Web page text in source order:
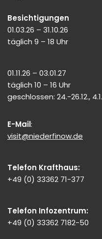
Besichtigungen
01.03.26 – 31.10.26
täglich 9 – 18 Uhr
01.11.26 – 03.01.27
täglich 10 – 16 Uhr
geschlossen: 24.-26.12.,
E-Mail:
visit@niederfinow.de
Telefon Krafthaus:
+49 (0) 33362 71-377
Telefon Infozentrum:
+49 (0) 33362 7182-50